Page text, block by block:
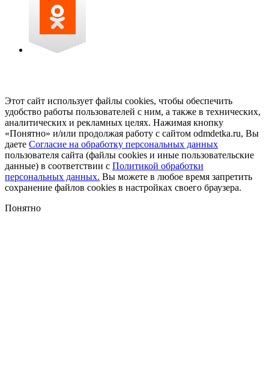
Этот сайт использует файлы cookies, чтобы обеспечить
удобство работы пользователей с ним, а также в технических,
аналитических и рекламных целях. Нажимая кнопку
«Понятно» и/или продолжая работу с сайтом odmdetka.ru, Вы
даете Согласие на обработку персональных данных
пользователя сайта (файлы cookies и иные пользовательские
данные) в соответствии с Политикой обработки
персональных данных. Вы можете в любое время запретить
сохранение файлов cookies в настройках своего браузера.
Понятно